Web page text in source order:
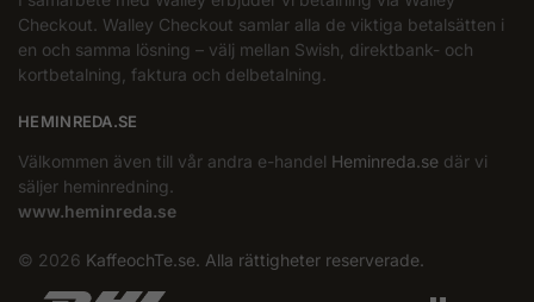
Checkout. Walley Checkout samlar alla de viktiga betalsätten i
en och samma lösning – välj mellan Swish, direktbank- och
kortbetalning, faktura och delbetalning.
HEMINREDA.SE
Välkommen även till vår andra e-handel Heminreda.se där vi
säljer heminredning.
www.heminreda.se
© 2026 KaffeochTe.se. Alla rättigheter reserverade.